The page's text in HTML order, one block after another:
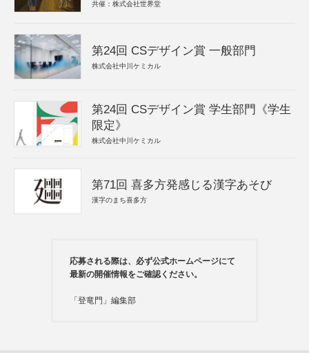
共催：株式会社世界堂
第24回 CSデザイン賞 一般部門
株式会社中川ケミカル
第24回 CSデザイン賞 学生部門《学生
限定》
株式会社中川ケミカル
第71回 喜多方発感じる漢字あそび
漢字のまち喜多方
応募される際は、必ず公式ホームページにて
最新の開催情報をご確認ください。
「登竜門」編集部